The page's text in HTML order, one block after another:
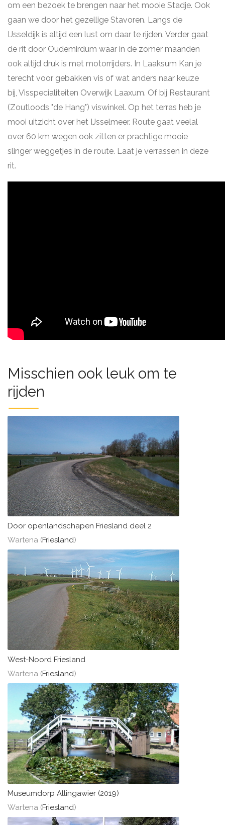
om een bezoek te brengen naar het mooie Stadje. Ook
gaan we door het gezellige Stavoren. Langs de
IJsseldijk is altijd een lust om daar te rijden. Verder gaat
de rit door Oudemirdum waar in de zomer maanden
ook altijd druk is met motorrijders. In Laaksum Kan je
terecht voor gebakken vis of wat anders naar keuze
bij, Visspecialiteiten Overwijk Laaxum. Of bij Restaurant
(Zoutloods "de Hang") viswinkel. Op het terras heb je
mooi uitzicht over het IJsselmeer. Route gaat veelal
over 60 km wegen ook zitten er prachtige mooie
slinger weggetjes in de route. Laat je verrassen in deze
rit.
Misschien ook leuk om te
rijden
Door openlandschapen Friesland deel 2
Wartena (Friesland)
West-Noord Friesland
Wartena (Friesland)
Museumdorp Allingawier (2019)
Wartena (Friesland)